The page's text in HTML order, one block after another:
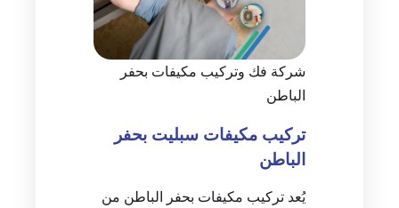
شركة فك وتركيب مكيفات بحفر
الباطن
تركيب مكيفات سبليت بحفر
الباطن
يُعد تركيب مكيفات بحفر الباطن من